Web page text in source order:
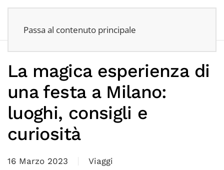
Passa al contenuto principale
La magica esperienza di
una festa a Milano:
luoghi, consigli e
curiosità
16 Marzo 2023 Viaggi